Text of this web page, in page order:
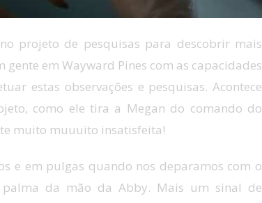
projeto de pesquisas para descobrir mais
em Wayward Pines com as capacidades
estas observações e pesquisas. Acontece
como ele tira a Megan do comando do
muito muuuito insatisfeita!
e em pulgas quando nos deparamos com o
da mão da Abby. Mais um sinal de